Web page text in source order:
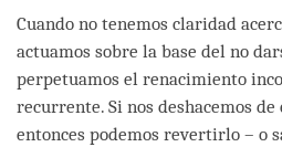
Cuando no tenemos claridad
actuamos sobre la base del no
perpetuamos el renacimiento
recurrente. Si nos deshacemos de
entonces podemos revertirlo – o